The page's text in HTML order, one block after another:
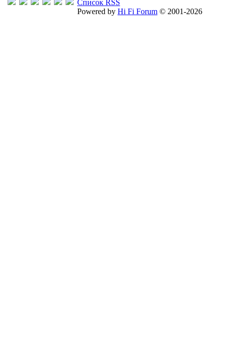
Список RSS
Powered by Hi Fi Forum © 2001-2026